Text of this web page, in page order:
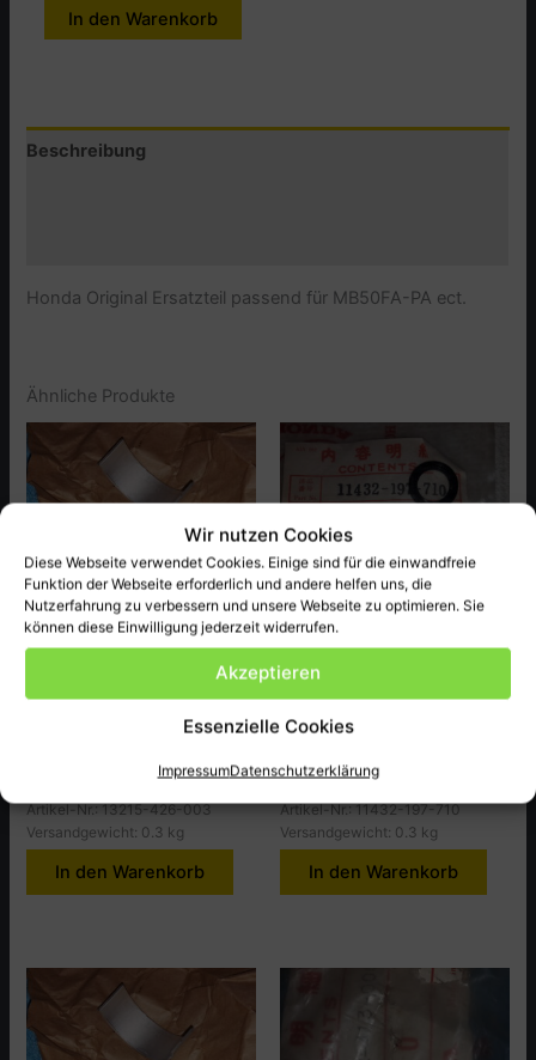
Wir nutzen Cookies
Diese Webseite verwendet Cookies. Einige sind für die einwandfreie
Funktion der Webseite erforderlich und andere helfen uns, die
Nutzerfahrung zu verbessern und unsere Webseite zu optimieren. Sie
können diese Einwilligung jederzeit widerrufen.
Akzeptieren
Essenzielle Cookies
ImpressumDatenschutzerklärung
COLLAR
KICK
PA
Menge
In den Warenkorb
Beschreibung
Honda Original Ersatzteil passend für MB50FA-PA ect.
Ähnliche Produkte
Pleullager, CB650Z.PZ
Versandkosten
Artikel-Nr.: 13215-426-003
Versandgewicht: 0.3 kg
In den Warenkorb
Honda
GSKT.A.C.GEN Cap PX50A
inkl. MwSt., zzgl.
Artikel-Nr.: 11432-197-710
Versandgewicht: 0.3 kg
In den Warenkorb